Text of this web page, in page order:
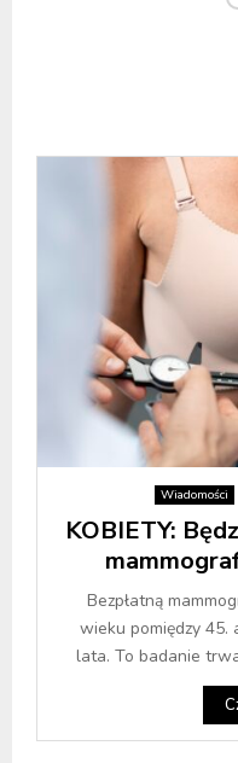
Wiadomości
KOBIETY:
Bezpłatną
wieku pomiędzy 45.
lata. To badanie